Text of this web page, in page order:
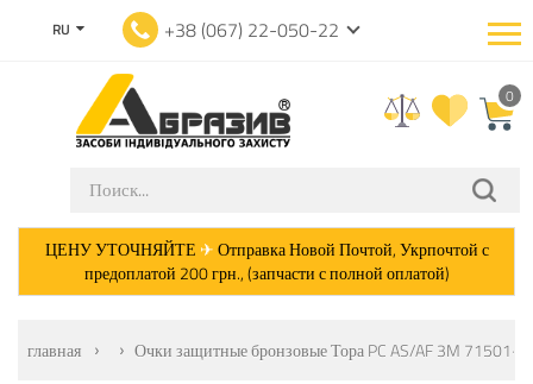
RU +38 (067) 22-050-22
0
ЦЕНУ УТОЧНЯЙТЕ ✈Отправка Новой Почтой, Укрпочтой с
предоплатой 200 грн., (запчасти с полной оплатой)
главная Очки защитные бронзовые Тора PC AS/AF 3M 71501-